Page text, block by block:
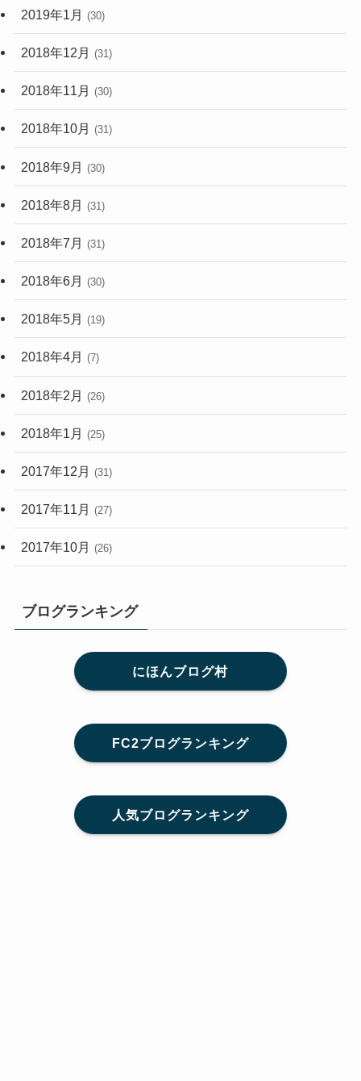
2019年1月 (30)
2018年12月 (31)
2018年11月 (30)
2018年10月 (31)
2018年9月 (30)
2018年8月 (31)
2018年7月 (31)
2018年6月 (30)
2018年5月 (19)
2018年4月 (7)
2018年2月 (26)
2018年1月 (25)
2017年12月 (31)
2017年11月 (27)
2017年10月 (26)
ブログランキング
にほんブログ村
FC2ブログランキング
人気ブログランキング